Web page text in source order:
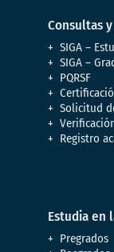
Consultas
SIGA –
SIGA –
PQRSF
Solicitud
Registro
Estudia en
Pregrados